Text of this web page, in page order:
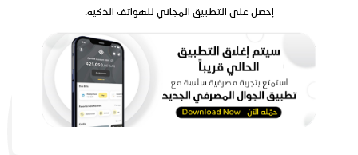
إحصل على التطبيق المجاني للهواتف الذكيه.